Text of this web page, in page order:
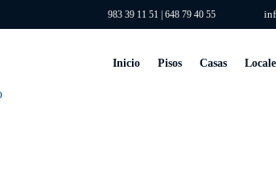
983 39 11 51 |648 79 40 55
Inicio Pisos Casas